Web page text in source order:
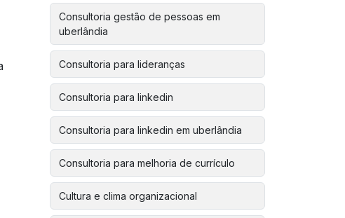
Consultoria gestão de pessoas em
uberlândia
Consultoria para lideranças
Consultoria para linkedin
Consultoria para linkedin em uberlândia
Consultoria para melhoria de currículo
Cultura e clima organizacional